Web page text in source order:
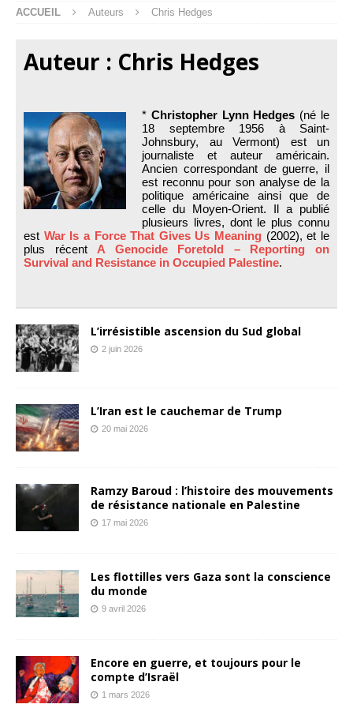
ACCUEIL Auteurs Chris Hedges
Auteur : Chris Hedges
* Christopher Lynn Hedges (né le
18 septembre 1956 à Saint-
Johnsbury, au Vermont) est un
journaliste et auteur américain.
Ancien correspondant de guerre, il
est reconnu pour son analyse de la
politique américaine ainsi que de
celle du Moyen-Orient. Il a publié
plusieurs livres, dont le plus connu
est War Is a Force That Gives Us Meaning (2002), et le
plus récent A Genocide Foretold – Reporting on
Survival and Resistance in Occupied Palestine.
L’irrésistible ascension du Sud global
2 juin 2026
L’Iran est le cauchemar de Trump
20 mai 2026
Ramzy Baroud : l’histoire des mouvements
de résistance nationale en Palestine
17 mai 2026
Les flottilles vers Gaza sont la conscience
du monde
9 avril 2026
Encore en guerre, et toujours pour le
compte d’Israël
1 mars 2026